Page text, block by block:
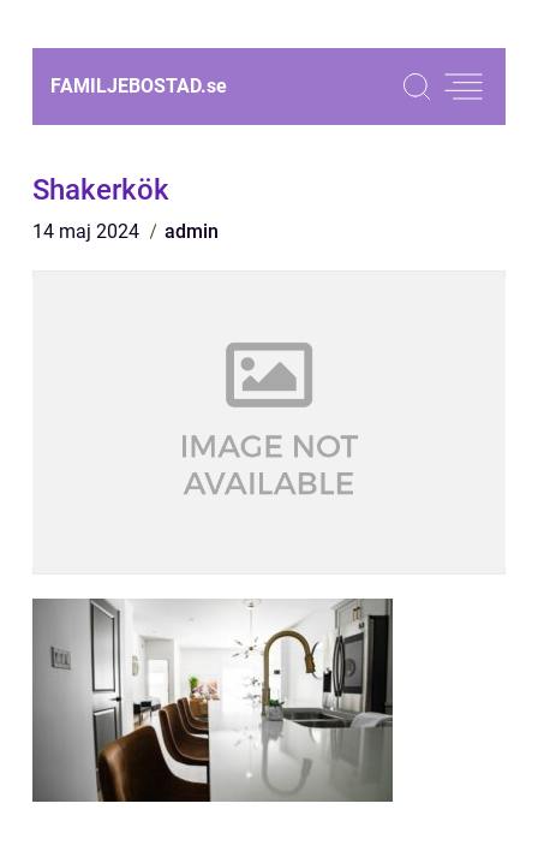
FAMILJEBOSTAD.se
Shakerkök
14 maj 2024 admin